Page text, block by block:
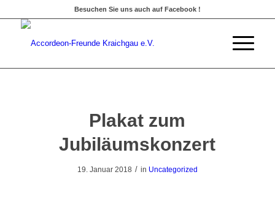
Besuchen Sie uns auch auf Facebook !
Plakat zum
Jubiläumskonzert
19. Januar 2018 / in Uncategorized